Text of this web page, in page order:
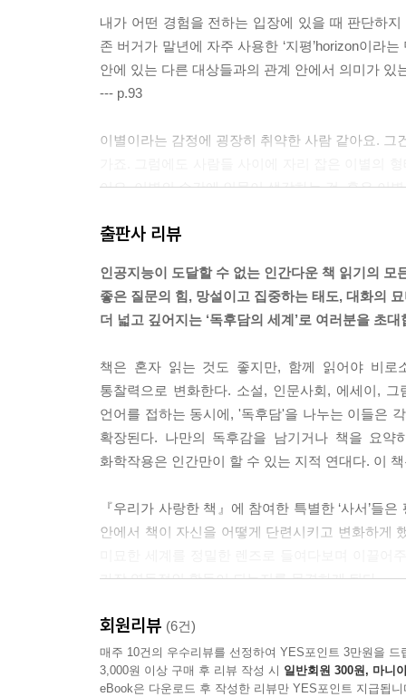
내가 어떤 경험을 전하는 입장에 있을 때 판단하
존 버거가 말년에 자주 사용한 ‘지평’horizon이라
안에 있는 다른 대상들과의 관계 안에서 의미가
--- p.93
이별이라는 감정에 굉장히 취약한 사람 같아요.
어요. 이별의 순간에 인물이 생각하는 것, 혹은 이
--- p.125
어린이라는 존재는 기본적으로 호기심이 많은 작
예술가가 ‘예술은 결국 어린이에게로 흘러가야 한
념을 여러 방식으로 표현해보고 규명해보려는 시
감염인을 위한 공적 안전망의 설치를 요구하는
것도 이 책의 주요한 특징입니다. 이 대목을 읽으
가족에게조차 거부당했을 때, 과연 그가 가장 친
병인이죠.
의사들도 ‘나는 어떤 의사가 되어야지’를 각기 다
--- p.246
해본 적 없는 경험에 대해 해석하고자 하는 욕망
출판사 리뷰
인공지능이 도달할 수 없는 인간다운 책 읽기의 모
좋은 질문의 힘, 망설이고 집중하는 태도, 대화의
더 넓고 깊어지는 ‘독후담의 세계’로 여러분을 초대
책은 혼자 읽는 것도 좋지만, 함께 읽어야 비
통찰력으로 변화한다. 소설, 인문사회, 에세이,
언어를 접하는 동시에, '독후담'을 나누는 이들은
확장된다. 나만의 독후감을 남기거나 책을 요
화학작용은 인간만이 할 수 있는 지적 연대다. 이
『우리가 사랑한 책』에 참여한 특별한 ‘사서’들
안에서 책이 자신을 어떻게 단련시키고 변화하게
가장 역동적인 활동이 되는지를 목격하게 된다.
책을 통과하면 비로소 보이는 삶의 진실,
우리로 존재해야 가능한 세계의 신비에 관하여
지금 한국인이 가장 사랑하는 애독가들이 풀어낸
회원리뷰 (6건)
매주 10건의 우수리뷰를 선정하여 YES포인트 3만원을 드
3,000원 이상 구매 후 리뷰 작성 시 일반회원 300원, 마니
eBook은 다운로드 후 작성한 리뷰만 YES포인트 지급됩니